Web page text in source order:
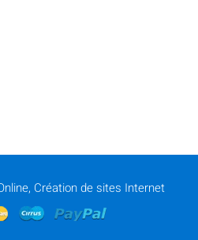
Création de sites Internet